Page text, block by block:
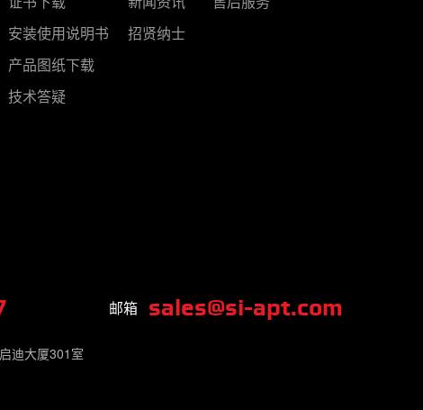
安装使用说明书
产品图纸下载
技术答疑
招贤纳士
邮箱 sales@si-apt.com
迪大厦301室